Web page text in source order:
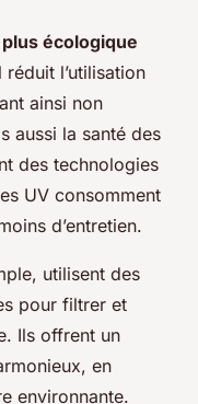
plus écologique
l’utilisation
ainsi non
aussi la santé des
des technologies
UV consomment
d’entretien.
utilisent des
pour filtrer et
Ils offrent un
en
environnante.